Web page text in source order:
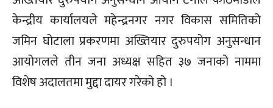
केन्द्रीय कार्यालयले महेन्द्रनगर नगर विकास समितिको
जमिन घोटाला प्रकरणमा अख्तियार दुरुपयोग अनुसन्धान
आयोगलले तीन जना अध्यक्ष सहित ३७ जनाको नाममा
विशेष अदालतमा मुद्दा दायर गरेको हो ।